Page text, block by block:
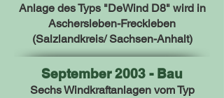
Anlage des Typs "DeWind D8" wird in
Aschersleben-Freckleben
(Salzlandkreis/ Sachsen-Anhalt)
September 2003 - Bau
Sechs Windkraftanlagen vom Typ